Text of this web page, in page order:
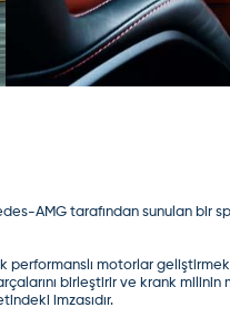
AMG tarafından sunulan bir
motorlar geliştirmek
birleştirir ve krank milinin
imzasıdır.